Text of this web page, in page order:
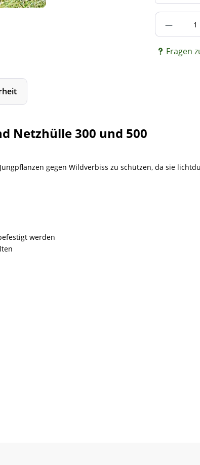
Fragen
Netzhülle 300 und 500
gegen Wildverbiss zu schützen, da sie
werden